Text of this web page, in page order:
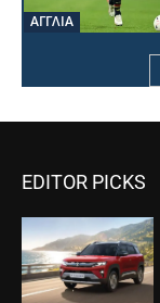
ΑΓΓΛΙΑ
EDITOR PICKS